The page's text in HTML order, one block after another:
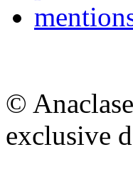
©
exclusive